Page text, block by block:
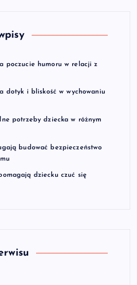
poczucie humoru w relacji z
dotyk i bliskość w wychowaniu
potrzeby dziecka w różnym
budować bezpieczeństwo
dziecku czuć się